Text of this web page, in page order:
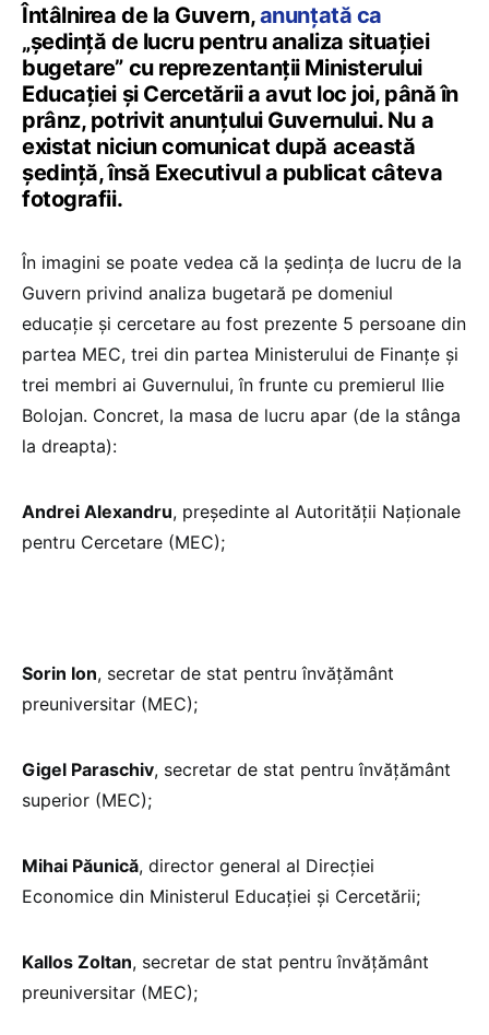
Întâlnirea de la Guvern,anunțată ca
„ședință de lucru pentru analiza situației
bugetare” cu reprezentanții Ministerului
Educației și Cercetării a avut loc joi, până în
prânz, potrivit anunțului Guvernului. Nu a
existat niciun comunicat după această
ședință, însă Executivul a publicat câteva
fotografii.
În imagini se poate vedea că la ședința de lucru de la
Guvern privind analiza bugetară pe domeniul
educație și cercetare au fost prezente 5 persoane din
partea MEC, trei din partea Ministerului de Finanțe și
trei membri ai Guvernului, în frunte cu premierul Ilie
Bolojan. Concret, la masa de lucru apar (de la stânga
la dreapta):
Andrei Alexandru, președinte al Autorității Naționale
pentru Cercetare (MEC);
Sorin Ion, secretar de stat pentru învățământ
preuniversitar (MEC);
Gigel Paraschiv, secretar de stat pentru învățământ
superior (MEC);
Mihai Păunică, director general al Direcției
Economice din Ministerul Educației și Cercetării;
Kallos Zoltan, secretar de stat pentru învățământ
preuniversitar (MEC);